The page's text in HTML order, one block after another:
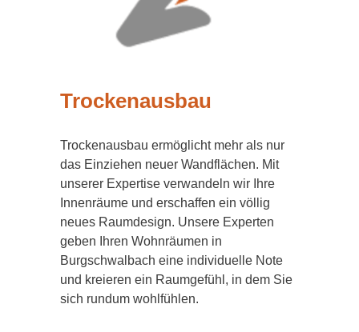
Trockenausbau
Trockenausbau ermöglicht mehr als nur
das Einziehen neuer Wandflächen. Mit
unserer Expertise verwandeln wir Ihre
Innenräume und erschaffen ein völlig
neues Raumdesign. Unsere Experten
geben Ihren Wohnräumen in
Burgschwalbach eine individuelle Note
und kreieren ein Raumgefühl, in dem Sie
sich rundum wohlfühlen.